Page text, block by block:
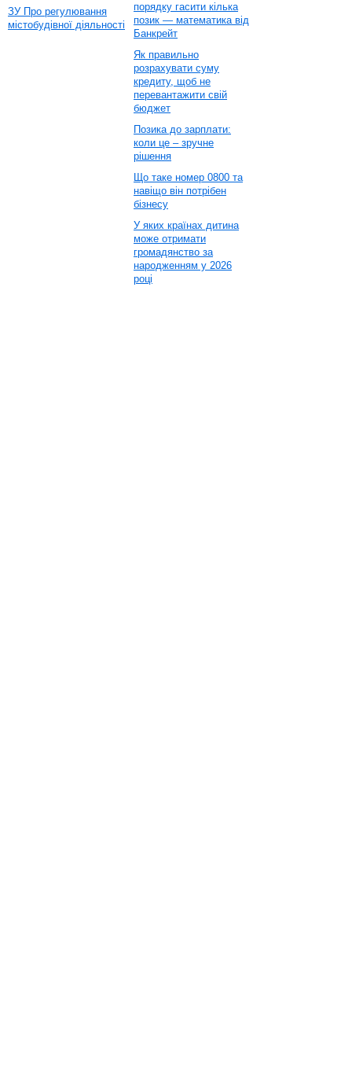
ЗУ Про регулювання
містобудівної діяльності
порядку гасити кілька
позик — математика від
Банкрейт
Як правильно
розрахувати суму
кредиту, щоб не
перевантажити свій
бюджет
Позика до зарплати:
коли це – зручне
рішення
Що таке номер 0800 та
навіщо він потрібен
бізнесу
У яких країнах дитина
може отримати
громадянство за
народженням у 2026
році